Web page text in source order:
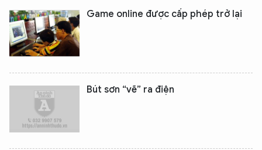
Game online được cấp phép trở lại
Bút sơn “vẽ” ra điện